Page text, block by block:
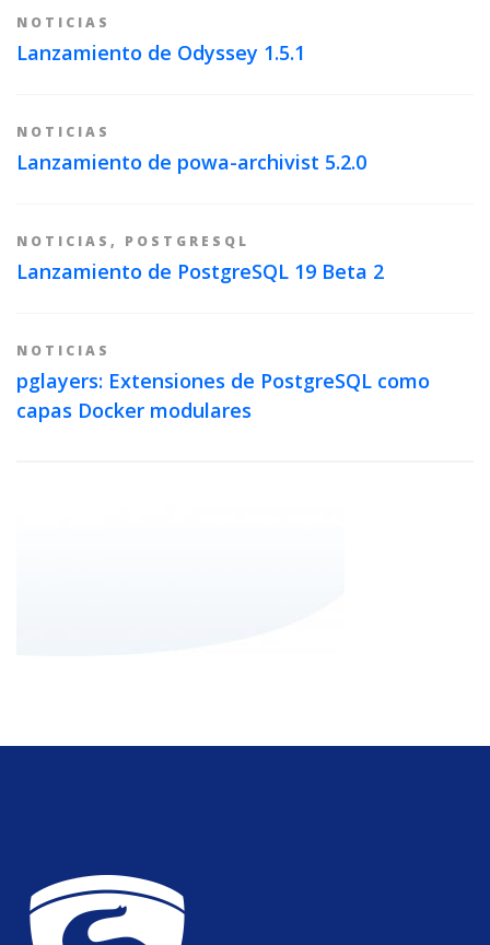
NOTICIAS
Lanzamiento de Odyssey 1.5.1
NOTICIAS
Lanzamiento de powa-archivist 5.2.0
NOTICIAS , POSTGRESQL
Lanzamiento de PostgreSQL 19 Beta 2
NOTICIAS
pglayers: Extensiones de PostgreSQL como
capas Docker modulares